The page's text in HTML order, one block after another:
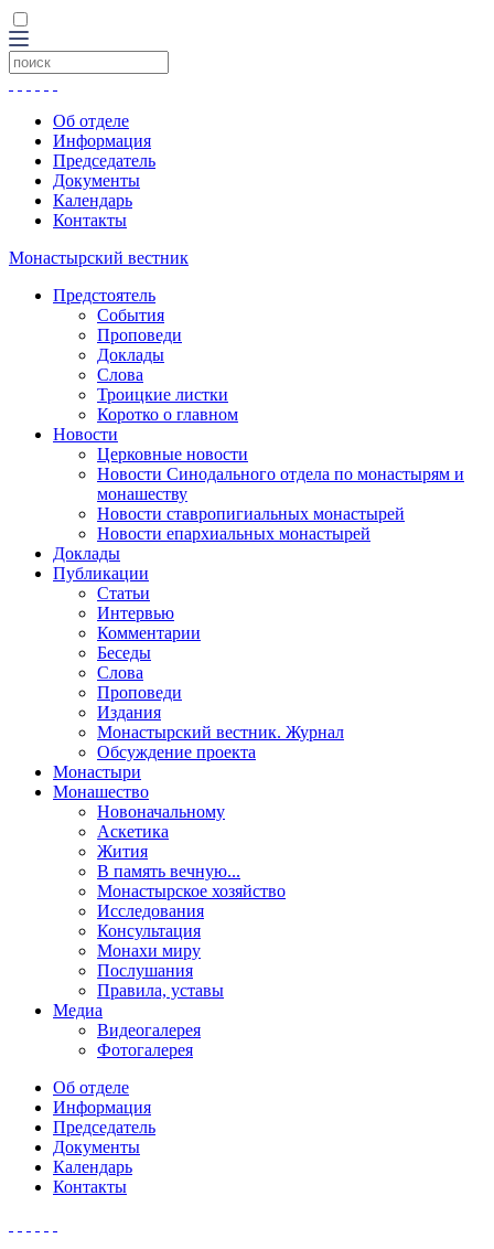
Об отделе
Информация
Председатель
Документы
Календарь
Контакты
Монастырский вестник
Предстоятель
События
Проповеди
Доклады
Слова
Троицкие листки
Коротко о главном
Новости
Церковные новости
Новости Синодального отдела по монастырям и
монашеству
Новости ставропигиальных монастырей
Новости епархиальных монастырей
Доклады
Публикации
Статьи
Интервью
Комментарии
Беседы
Слова
Проповеди
Издания
Монастырский вестник. Журнал
Обсуждение проекта
Монастыри
Монашество
Новоначальному
Аскетика
Жития
В память вечную...
Монастырское хозяйство
Исследования
Консультация
Монахи миру
Послушания
Правила, уставы
Медиа
Видеогалерея
Фотогалерея
Об отделе
Информация
Председатель
Документы
Календарь
Контакты